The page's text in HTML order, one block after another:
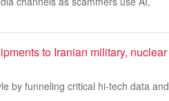
to Iranian military, nuclear
by funneling critical hi-tech data and